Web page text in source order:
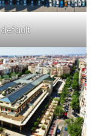
default